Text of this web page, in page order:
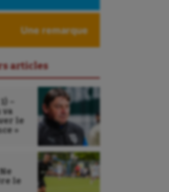
Une remarque
articles
–
va
le
»
le